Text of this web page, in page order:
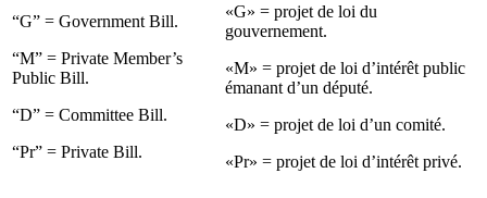
“G” = Government Bill.
“M” = Private Member’s
Public Bill.
“D” = Committee Bill.
“Pr” = Private Bill.
«G» = projet de loi du
gouvernement.
«M» = projet de loi d’intérêt public
émanant d’un député.
«D» = projet de loi d’un comité.
«Pr» = projet de loi d’intérêt privé.